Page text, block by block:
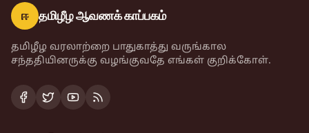
ஈ தமிழீழ ஆவணக் காப்பகம்
தமிழீழ வரலாற்றை பாதுகாத்து வருங்கால
சந்ததியினருக்கு வழங்குவதே எங்கள் குறிக்கோள்.